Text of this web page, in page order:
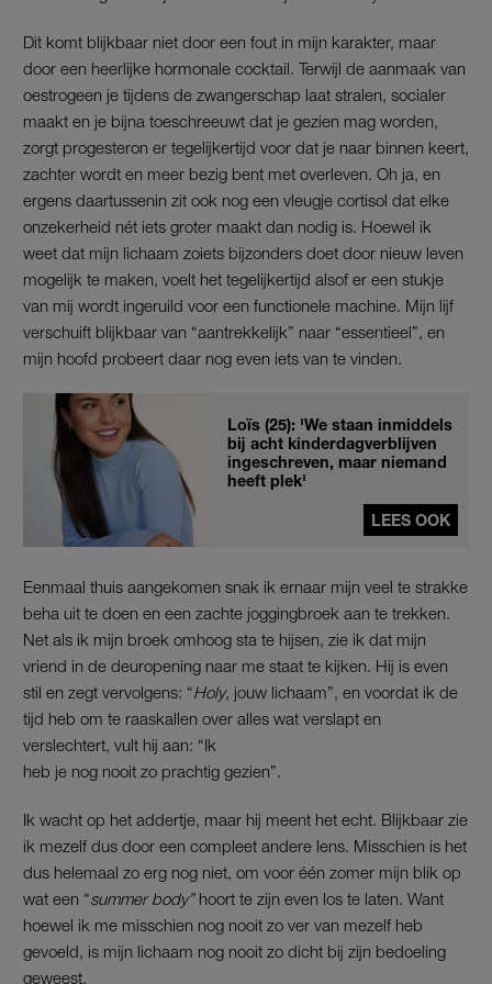
Dit komt blijkbaar niet door een fout in mijn karakter, maar
door een heerlijke hormonale cocktail. Terwijl de aanmaak van
oestrogeen je tijdens de zwangerschap laat stralen, socialer
maakt en je bijna toeschreeuwt dat je gezien mag worden,
zorgt progesteron er tegelijkertijd voor dat je naar binnen keert,
zachter wordt en meer bezig bent met overleven. Oh ja, en
ergens daartussenin zit ook nog een vleugje cortisol dat elke
onzekerheid nét iets groter maakt dan nodig is. Hoewel ik
weet dat mijn lichaam zoiets bijzonders doet door nieuw leven
mogelijk te maken, voelt het tegelijkertijd alsof er een stukje
van mij wordt ingeruild voor een functionele machine. Mijn lijf
verschuift blijkbaar van “aantrekkelijk” naar “essentieel”, en
mijn hoofd probeert daar nog even iets van te vinden.
Loïs (25): 'We staan inmiddels
bij acht kinderdagverblijven
ingeschreven, maar niemand
heeft plek'
LEES OOK
Eenmaal thuis aangekomen snak ik ernaar mijn veel te strakke
beha uit te doen en een zachte joggingbroek aan te trekken.
Net als ik mijn broek omhoog sta te hijsen, zie ik dat mijn
vriend in de deuropening naar me staat te kijken. Hij is even
stil en zegt vervolgens: “Holy, jouw lichaam”, en voordat ik de
tijd heb om te raaskallen over alles wat verslapt en
verslechtert, vult hij aan: “Ik
heb je nog nooit zo prachtig gezien”.
Ik wacht op het addertje, maar hij meent het echt. Blijkbaar zie
ik mezelf dus door een compleet andere lens. Misschien is het
dus helemaal zo erg nog niet, om voor één zomer mijn blik op
wat een “summer body”hoort te zijn even los te laten. Want
hoewel ik me misschien nog nooit zo ver van mezelf heb
gevoeld, is mijn lichaam nog nooit zo dicht bij zijn bedoeling
geweest.